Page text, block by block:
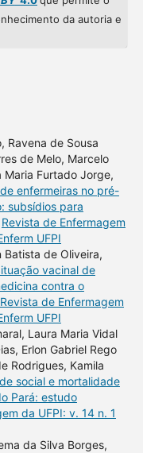
da autoria e
Ravena de Sousa
de Melo, Marcelo
Maria Furtado Jorge,
enfermeiras no pré-
subsídios para
Revista de Enfermagem
UFPI
Batista de Oliveira,
vacinal de
contra o
Revista de Enfermagem
UFPI
Laura Maria Vidal
Erlon Gabriel Rego
Rodrigues, Kamila
social e mortalidade
Pará: estudo
da UFPI: v. 14 n. 1
da Silva Borges,